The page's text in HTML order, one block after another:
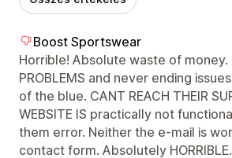
Boost Sportswear
Horrible! Absolute waste of money.
PROBLEMS and never ending
of the blue. CANT REACH THEIR
WEBSITE IS practically not
them error. Neither the e-mail is
contact form. Absolutely HORRIBLE.